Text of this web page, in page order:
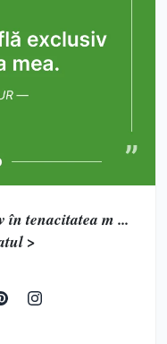
în tenacitatea m ...
>